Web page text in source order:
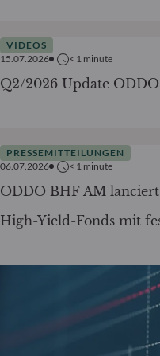
VIDEOS
15.07.2026
< 1 minute
Q2/2026 Update
PRESSEMITTEILUNGEN
06.07.2026
< 1 minute
ODDO BHF AM
High-Yield-Fonds mit